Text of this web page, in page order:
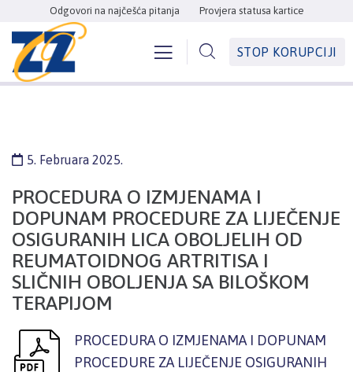
Odgovori na najčešća pitanja Provjera statusa kartice
STOP KORUPCIJI
5. Februara 2025.
PROCEDURA O IZMJENAMA I
DOPUNAM PROCEDURE ZA LIJEČENJE
OSIGURANIH LICA OBOLJELIH OD
REUMATOIDNOG ARTRITISA I
SLIČNIH OBOLJENJA SA BILOŠKOM
TERAPIJOM
PROCEDURA O IZMJENAMA I DOPUNAM
PROCEDURE ZA LIJEČENJE OSIGURANIH